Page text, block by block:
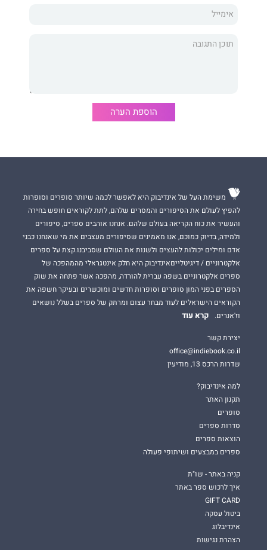
זהו ספרה הראשון של
הוספת הערה
משימת העל של אינדיבוק היא לאפשר לכמה שיותר סופרים וסופרות
להפיץ לעולם את הסיפורים והמסרים שלהם, לתת לקוראים חופש בחירה
והעשיר את כוח הקריאה בעולם שלהם. אנחנו אוהבים ספרים, סיפורים
ולמידה, בדיוק כמוכם, אנו מאמינים שסיפורים מעצבים את מי שאנחנו כבני
אדם ומילים יכולות להעצים ולשנות את העולם שסביבנו.קצת על ספרים
אלקטרוניים / דיגיטלייםאינדיבוק היא חלק אינטגראלי מהמהפכה של
ספרים אלקטרוניים בשפה עברית להורדה, מהפכה אשר פתחה את שוק
הספרים בפני המון סופרים וסופרות חדשים ומוכשרים ובעיקר חשפה את
הקוראים הישראלים לעוד מבחר עצום ומרתק של ספרים בשלל נושאים
וז'אנרים.
קרא עוד
יצירת קשר
office@indiebook.co.il
שדרות הרכס 13, מודיעין
למה אינדיבוק?
תקנון האתר
סופרים
סדרות ספרים
הוצאות ספרים
ספרים במבצעים ושיתופי פעולה
קניה באתר - שו"ת
איך לרכוש ספר באתר
GIFT CARD
ביטול עסקה
אינדיבלוג
הצהרת נגישות